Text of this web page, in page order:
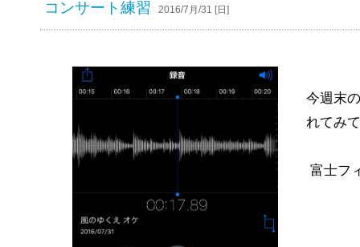
コンサート練習 2016/7月/31 [日]
今週末
れてみ
富士フ